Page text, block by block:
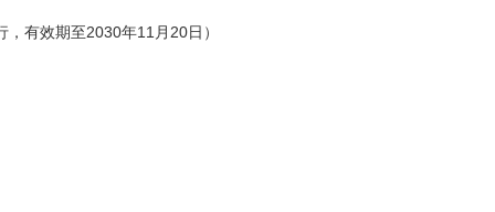
有效期至2030年11月20日）